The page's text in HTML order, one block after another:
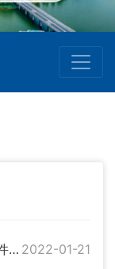
解读丨省政府全会下发四个“硬核”文件，打出开局“组合拳” 2022-01-21